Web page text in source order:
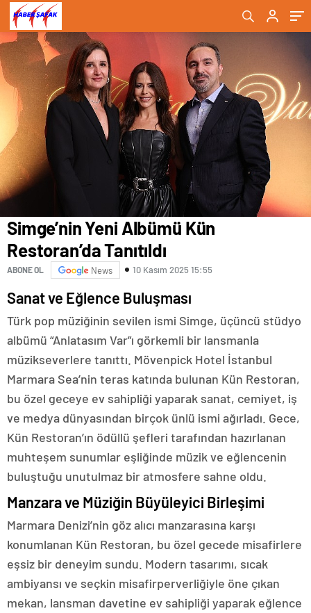
Simge’nin Yeni Albümü Kün
Restoran’da Tanıtıldı
ABONE OL News 10 Kasım 2025 15:55
Sanat ve Eğlence Buluşması
Türk pop müziğinin sevilen ismi Simge, üçüncü stüdyo
albümü “Anlatasım Var”ı görkemli bir lansmanla
müzikseverlere tanıttı. Mövenpick Hotel İstanbul
Marmara Sea’nin teras katında bulunan Kün Restoran,
bu özel geceye ev sahipliği yaparak sanat, cemiyet, iş
ve medya dünyasından birçok ünlü ismi ağırladı. Gece,
Kün Restoran’ın ödüllü şefleri tarafından hazırlanan
muhteşem sunumlar eşliğinde müzik ve eğlencenin
buluştuğu unutulmaz bir atmosfere sahne oldu.
Manzara ve Müziğin Büyüleyici Birleşimi
Marmara Denizi’nin göz alıcı manzarasına karşı
konumlanan Kün Restoran, bu özel gecede misafirlere
eşsiz bir deneyim sundu. Modern tasarımı, sıcak
ambiyansı ve seçkin misafirperverliğiyle öne çıkan
mekan, lansman davetine ev sahipliği yaparak eğlence